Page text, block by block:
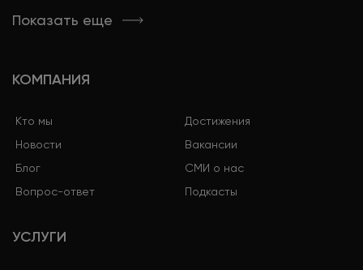
Показать еще
КОМПАНИЯ
Кто мы
Достижения
Новости
Вакансии
Блог
СМИ о нас
Вопрос-ответ
Подкасты
УСЛУГИ